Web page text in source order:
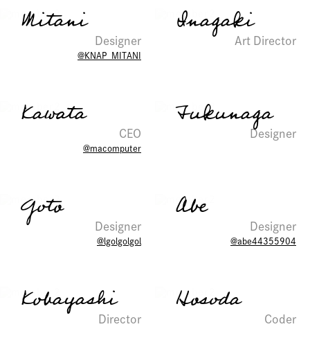
Mitani
@KNAP_MITANI
Designer
Inagaki
Art Director
Kawata
@macomputer
CEO
Fukunaga
Designer
Goto
@lgolgolgol
Designer
Abe
@abe44355904
Designer
Kobayashi
Director
Hosoda
Coder